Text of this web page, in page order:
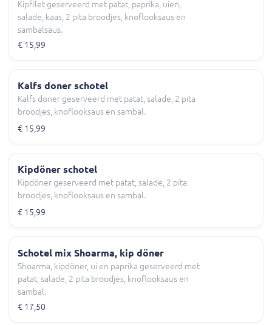
Kipfilet geserveerd met patat, paprika, uien,
salade, kaas, 2 pita broodjes, knoflooksaus en
sambalsaus.
€ 15,99
Kalfs doner schotel
Kalfs doner geserveerd met patat, salade, 2 pita
broodjes, knoflooksaus en sambal.
€ 15,99
Kipdöner schotel
Kipdöner geserveerd met patat, salade, 2 pita
broodjes, knoflooksaus en sambal.
€ 15,99
Schotel mix Shoarma, kip döner
Shoarma, kipdöner, ui en paprika geserveerd met
patat, salade, 2 pita broodjes, knoflooksaus en
sambal.
€ 17,50